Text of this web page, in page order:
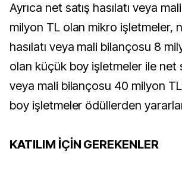
Ayrıca net satış hasılatı veya
milyon TL olan mikro işletmeler,
hasılatı veya mali bilançosu 8
olan küçük boy işletmeler ile net
veya mali bilançosu 40 milyon
boy işletmeler ödüllerden
KATILIM İÇİN GEREKENLER